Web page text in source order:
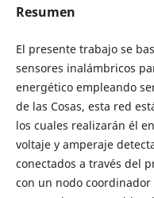
Resumen
El presente trabajo se
sensores inalámbricos
energético empleando
de las Cosas, esta red
los cuales realizarán él
voltaje y amperaje
conectados a través del
con un nodo coordinador